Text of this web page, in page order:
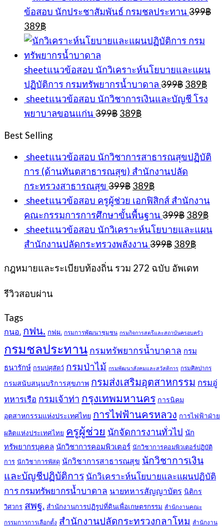
ข้อสอบ นักประชาสัมพันธ์ กรมชลประทาน 399฿
Original
price
was:
399฿.
389฿Current
price
is:
389฿.
sheetแนวข้อสอบ นักวิเคราะห์นโยบายและแผน
ปฏิบัติการ กรมทรัพยากรน้ำบาดาล 399฿ Original
price
was:
389฿
is:
sheetแนวข้อสอบ นักวิชาการเงินและบัญชี โรง
พยาบาลขอนแก่น 399฿ Original
389฿Current
Best Selling
sheetแนวข้อสอบ นักวิชาการสาธารณสุขปฏิบัติ
การ (ด้านทันตสาธารณสุข) สำนักงานปลัด
กระทรวงสาธารณสุข 399฿ Original
price
was:
399฿.
389฿Current
price
is:
389฿.
sheetแนวข้อสอบ ครูผู้ช่วย เอกฟิสิกส์ สำนักงาน
คณะกรรมการการศึกษาขั้นพื้นฐาน 399฿ Original
was:
399฿.
389฿
is:
sheetแนวข้อสอบ นักวิเคราะห์นโยบายและแผน
สำนักงานปลัดกระทรวงพลังงาน 399฿ Original
was:
389฿
is:
กฎหมายและระเบียบท้องถิ่น รวม 272 ฉบับ อัพเดท
รีวิวสอบผ่าน
Tags
กนอ. กฟน. กฟผ. กรมการพัฒนาชุมชน กรมกิจการสตรีและสถาบันครอบครัว
กรมชลประทาน กรมทรัพยากรน้ำบาดาล กรม
ธนารักษ์ กรมปศุสัตว์ กรมป่าไม้ กรมพัฒนาสังคมและสวัสดิการ กรมศิลปากร
กรมสนับสนุนบริการสุขภาพ กรมส่งเสริมอุตสาหกรรม กรมอู่
ทหารเรือ กรมเจ้าท่า กรุงเทพมหานคร การนิคม
อุตสาหกรรมแห่งประเทศไทย การไฟฟ้านครหลวง การไฟฟ้าฝ่าย
ผลิตแห่งประเทศไทย ครูผู้ช่วย นักจัดการงานทั่วไป นัก
ทรัพยากรบุคคล นักวิชาการคอมพิวเตอร์ นักวิชาการคอมพิวเตอร์ปฏิบัติ
การ นักวิชาการพัสดุ นักวิชาการสาธารณสุข นักวิชาการเงิน
และบัญชีปฏิบัติการ นักวิเคราะห์นโยบายและแผนปฏิบัติ
การ กรมทรัพยากรน้ำบาดาล นายทหารสัญญาบัตร นิติกร
วิศวกร สพฐ. สำนักงานการปฏิรูปที่ดินเพื่อเกษตรกรรม สำนักงานคณะ
กรรมการการเลือกตั้ง สำนักงานปลัดกระทรวงกลาโหม สำนักงาน